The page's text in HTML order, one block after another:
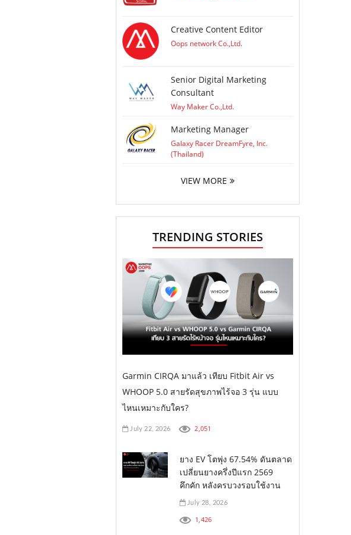
Creative Content Editor
Oops network Co.,Ltd.
Senior Digital Marketing
Consultant
Way Maker Co.,Ltd.
Marketing Manager
Galaxy Racer DreamFyre, Inc.
(Thailand)
VIEW MORE
TRENDING STORIES
Garmin CIRQA มาแล้ว เทียบ Fitbit Air vs
WHOOP 5.0 สายรัดสุขภาพไร้จอ 3 รุ่น แบบ
ไหนเหมาะกับใคร?
July 22, 2026 2,051
ยาง EV โตพุ่ง 67.54% ดันตลาด
เปลี่ยนยางครึ่งปีแรก 2569
คึกคัก หลังครบวงรอบใช้งาน
July 28, 2026
1,426